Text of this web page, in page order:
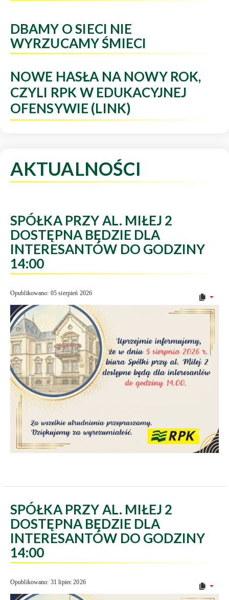
DBAMY O SIECI NIE
WYRZUCAMY ŚMIECI
NOWE HASŁA NA NOWY ROK,
CZYLI RPK W EDUKACYJNEJ
OFENSYWIE (LINK)
AKTUALNOŚCI
SPÓŁKA PRZY AL. MIŁEJ 2
DOSTĘPNA BĘDZIE DLA
INTERESANTÓW DO GODZINY
14:00
Opublikowano: 05 sierpień 2026
SPÓŁKA PRZY AL. MIŁEJ 2
DOSTĘPNA BĘDZIE DLA
INTERESANTÓW DO GODZINY
14:00
Opublikowano: 31 lipiec 2026